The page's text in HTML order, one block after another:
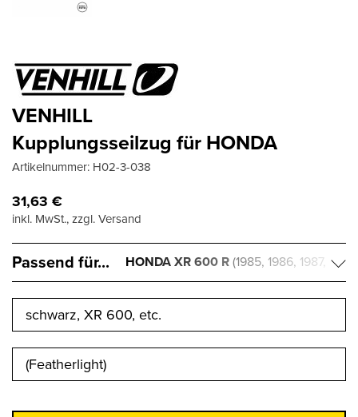
VENHILL
Kupplungsseilzug für HONDA
Artikelnummer: H02-3-038
31,63 €
inkl. MwSt., zzgl. Versand
Passend für... HONDA XR 600 R(1985, 1986, 1987,
1988, 1989, 1990, 1991, 1992, 1993, 1994,
1995, 1996, 1997, 1998, 1999, 2000)
schwarz, XR 600, etc.
(Featherlight)